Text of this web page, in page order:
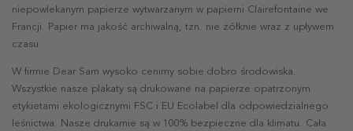
niepowlekanym papierze wytwarzanym w papierni Clairefontaine we
Francji. Papier ma jakość archiwalną, tzn. nie żółknie wraz z upływem
czasu.
W firmie Dear Sam wysoko cenimy sobie dobro środowiska.
Wszystkie nasze plakaty są drukowane na papierze opatrzonym
etykietami ekologicznymi FSC i EU Ecolabel dla odpowiedzialnego
leśnictwa. Nasze drukarnie są w 100% bezpieczne dla klimatu. Cała